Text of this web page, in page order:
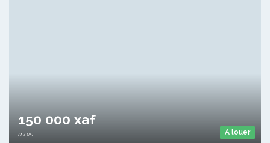
A louer
150 000 xaf
mois